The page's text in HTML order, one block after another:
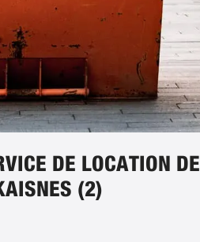
DE LOCATION DE
(2)